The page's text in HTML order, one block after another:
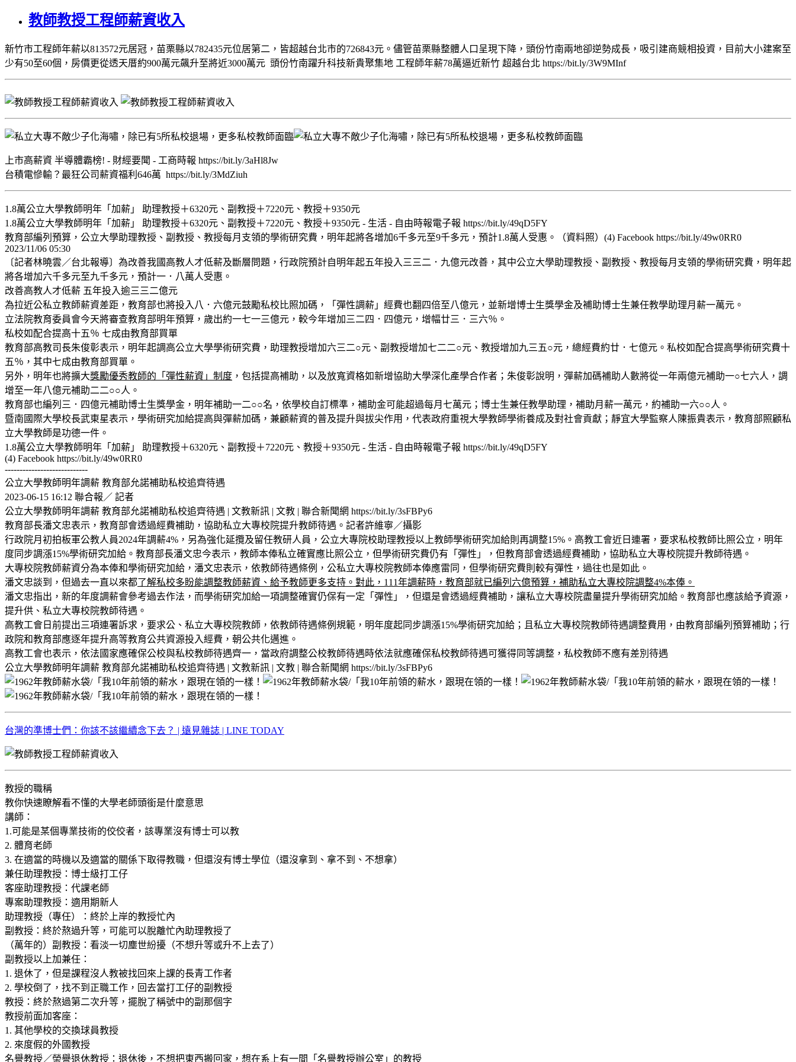
教師教授工程師薪資收入
​新竹市工程師年薪以813572元居冠，苗栗縣以782435元位居第二，皆超越台北市的726843元。儘管苗栗縣整體人口呈現下降，頭份竹南兩地卻逆勢成長，吸引建商競相投資，目前大小建案至
少有50至60個，房價更從透天厝約900萬元飆升至將近3000萬元 頭份竹南躍升科技新貴聚集地 工程師年薪78萬逼近新竹 超越台北 https://bit.ly/3W9MInf
上市高薪資 半導體霸榜! - 財經要聞 - 工商時報 https://bit.ly/3aHl8Jw
台積電慘輸？最狂公司薪資福利646萬 https://bit.ly/3MdZiuh
1.8萬公立大學教師明年「加薪」 助理教授＋6320元、副教授＋7220元、教授＋9350元
1.8萬公立大學教師明年「加薪」 助理教授＋6320元、副教授＋7220元、教授＋9350元 - 生活 - 自由時報電子報 https://bit.ly/49qD5FY
教育部編列預算，公立大學助理教授、副教授、教授每月支領的學術研究費，明年起將各增加6千多元至9千多元，預計1.8萬人受惠。（資料照）(4) Facebook https://bit.ly/49w0RR0
2023/11/06 05:30
〔記者林曉雲／台北報導〕為改善我國高教人才低薪及斷層問題，行政院預計自明年起五年投入三三二．九億元改善，其中公立大學助理教授、副教授、教授每月支領的學術研究費，明年起
將各增加六千多元至九千多元，預計一．八萬人受惠。
改善高教人才低薪 五年投入逾三三二億元
為拉近公私立教師薪資差距，教育部也將投入八．六億元鼓勵私校比照加碼，「彈性調薪」經費也翻四倍至八億元，並新增博士生獎學金及補助博士生兼任教學助理月薪一萬元。
立法院教育委員會今天將審查教育部明年預算，歲出約一七一三億元，較今年增加三二四．四億元，增幅廿三．三六％。
私校如配合提高十五％ 七成由教育部買單
教育部高教司長朱俊彰表示，明年起調高公立大學學術研究費，助理教授增加六三二○元、副教授增加七二二○元、教授增加九三五○元，總經費約廿．七億元。私校如配合提高學術研究費十
五％，其中七成由教育部買單。
另外，明年也將擴大獎勵優秀教師的「彈性薪資」制度 ，包括提高補助，以及放寬資格如新增協助大學深化產學合作者；朱俊彰說明，彈薪加碼補助人數將從一年兩億元補助一○七六人，調
增至一年八億元補助二二○○人。
教育部也編列三．四億元補助博士生獎學金，明年補助一二○○名，依學校自訂標準，補助金可能超過每月七萬元；博士生兼任教學助理，補助月薪一萬元，約補助一六○○人。
暨南國際大學校長武東星表示，學術研究加給提高與彈薪加碼，兼顧薪資的普及提升與拔尖作用，代表政府重視大學教師學術養成及對社會貢獻；靜宜大學監察人陳振貴表示，教育部照顧私
立大學教師是功德一件。
1.8萬公立大學教師明年「加薪」 助理教授＋6320元、副教授＋7220元、教授＋9350元 - 生活 - 自由時報電子報 https://bit.ly/49qD5FY
(4) Facebook https://bit.ly/49w0RR0
----------------------------
公立大學教師明年調薪 教育部允諾補助私校追齊待遇
2023-06-15 16:12 聯合報／ 記者
公立大學教師明年調薪 教育部允諾補助私校追齊待遇 | 文教新訊 | 文教 | 聯合新聞網 https://bit.ly/3sFBPy6
教育部長潘文忠表示，教育部會透過經費補助，協助私立大專校院提升教師待遇。記者許維寧／攝影
行政院月初拍板軍公教人員2024年調薪4%，另為強化延攬及留任教研人員，公立大專院校助理教授以上教師學術研究加給則再調整15%。高教工會近日連署，要求私校教師比照公立，明年
度同步調漲15%學術研究加給。教育部長潘文忠今表示，教師本俸私立確實應比照公立，但學術研究費仍有「彈性」，但教育部會透過經費補助，協助私立大專校院提升教師待遇。
大專校院教師薪資分為本俸和學術研究加給，潘文忠表示，依教師待遇條例，公私立大專校院教師本俸應雷同，但學術研究費則較有彈性，過往也是如此。
潘文忠談到，但過去一直以來都了解私校多盼能調整教師薪資、給予教師更多支持。對此，111年調薪時，教育部就已編列六億預算，補助私立大專校院調整4%本俸。
潘文忠指出，新的年度調薪會參考過去作法，而學術研究加給一項調整確實仍保有一定「彈性」，但還是會透過經費補助，讓私立大專校院盡量提升學術研究加給。教育部也應該給予資源，
提升供、私立大專校院教師待遇。
高教工會日前提出三項連署訴求，要求公、私立大專校院教師，依教師待遇條例規範，明年度起同步調漲15%學術研究加給；且私立大專校院教師待遇調整費用，由教育部編列預算補助；行
政院和教育部應逐年提升高等教育公共資源投入經費，朝公共化邁進。
高教工會也表示，依法國家應確保公校與私校教師待遇齊一，當政府調整公校教師待遇時依法就應確保私校教師待遇可獲得同等調整，私校教師不應有差別待遇
公立大學教師明年調薪 教育部允諾補助私校追齊待遇 | 文教新訊 | 文教 | 聯合新聞網 https://bit.ly/3sFBPy6
台灣的準博士們：你該不該繼續念下去？ | 遠見雜誌 | LINE TODAY
教授的職稱
教你快速瞭解看不懂的大學老師頭銜是什麼意思
講師：
1.可能是某個專業技術的佼佼者，該專業沒有博士可以教
2. 體育老師
3. 在適當的時機以及適當的關係下取得教職，但還沒有博士學位（還沒拿到、拿不到、不想拿）
兼任助理教授：博士級打工仔
客座助理教授：代課老師
專案助理教授：適用期新人
助理教授（專任）：終於上岸的教授忙內
副教授：終於熬過升等，可能可以脫離忙內助理教授了
（萬年的）副教授：看淡一切塵世紛擾（不想升等或升不上去了）
副教授以上加兼任：
1. 退休了，但是課程沒人教被找回來上課的長青工作者
2. 學校倒了，找不到正職工作，回去當打工仔的副教授
教授：終於熬過第二次升等，擺脫了稱號中的副那個字
教授前面加客座：
1. 其他學校的交換球員教授
2. 來度假的外國教授
名譽教授／榮譽退休教授：退休後，不想把東西搬回家，想在系上有一間「名譽教授辦公室」的教授